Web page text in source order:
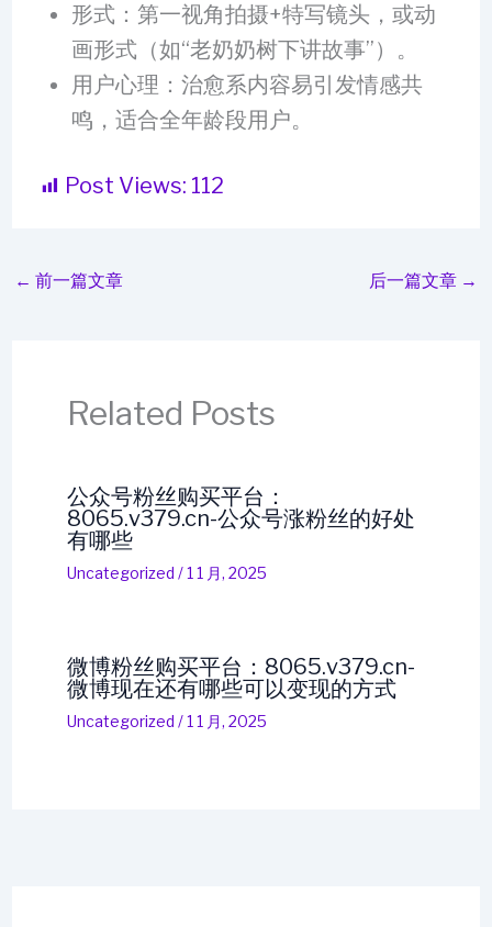
形式：第一视角拍摄+特写镜头，或动
画形式（如“老奶奶树下讲故事”）。
用户心理：治愈系内容易引发情感共
鸣，适合全年龄段用户。
Post Views: 112
← 前一篇文章 后一篇文章 →
Related Posts
公众号粉丝购买平台：
8065.v379.cn-公众号涨粉丝的好处
有哪些
Uncategorized /1 1 月, 2025
微博粉丝购买平台：8065.v379.cn-
微博现在还有哪些可以变现的方式
Uncategorized /1 1 月, 2025